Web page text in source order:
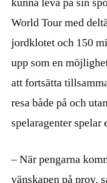
World Tour med
jordklotet och 150
upp som en
att fortsätta
resa både på och
spelaragenter spelar
– När pengarna
vänskapen på prov,